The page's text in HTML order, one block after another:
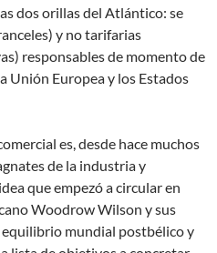
dos orillas del Atlántico: se
y no tarifarias
responsables de momento de
Unión Europea y los Estados
es, desde hace muchos
de la industria y
que empezó a circular en
Woodrow Wilson y sus
mundial postbélico y